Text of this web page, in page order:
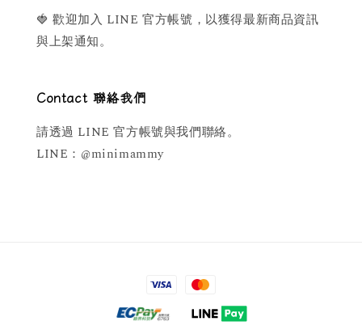
🍓 歡迎加入 LINE 官方帳號，以獲得最新商品資訊
與上架通知。
Contact 聯絡我們
請透過 LINE 官方帳號與我們聯絡。
LINE：@minimammy